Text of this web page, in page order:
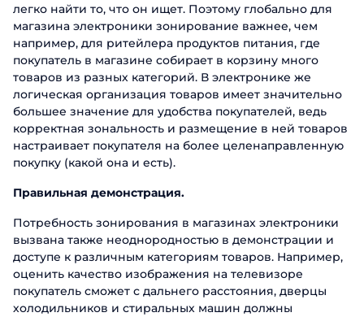
легко найти то, что он ищет. Поэтому глобально для
магазина электроники зонирование важнее, чем
например, для ритейлера продуктов питания, где
покупатель в магазине собирает в корзину много
товаров из разных категорий. В электронике же
логическая организация товаров имеет значительно
большее значение для удобства покупателей, ведь
корректная зональность и размещение в ней товаров
настраивает покупателя на более целенаправленную
покупку (какой она и есть).
Правильная демонстрация.
Потребность зонирования в магазинах электроники
вызвана также неоднородностью в демонстрации и
доступе к различным категориям товаров. Например,
оценить качество изображения на телевизоре
покупатель сможет с дальнего расстояния, дверцы
холодильников и стиральных машин должны